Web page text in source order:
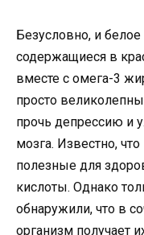
Безусловно, и
содержащиеся в
вместе с омега-3
просто
прочь депрессию и
мозга. Известно,
полезные для
кислоты. Однако
обнаружили, что в
организм получает